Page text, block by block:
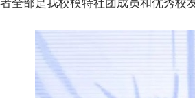
全部是我校模特社团成员和优秀校